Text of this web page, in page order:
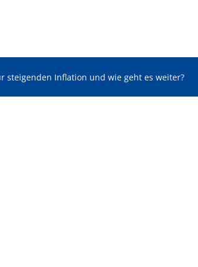
steigenden Inflation und wie geht es weiter?